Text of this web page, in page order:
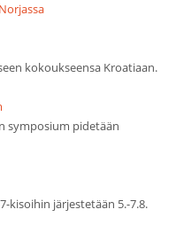
kokoukseensa Kroatiaan.
symposium pidetään
kisoihin järjestetään 5.-7.8.